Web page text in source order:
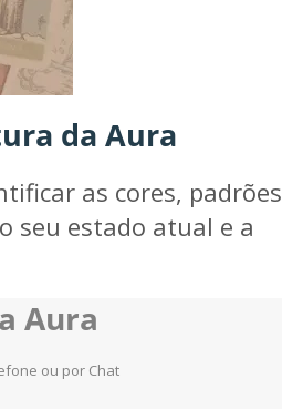
da Aura
as cores, padrões
seu estado atual e a
Aura
ou por Chat